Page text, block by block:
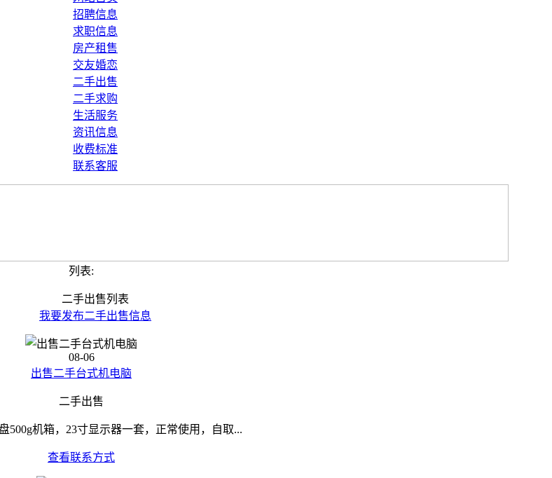
招聘信息
求职信息
房产租售
交友婚恋
二手出售
二手求购
生活服务
资讯信息
收费标准
联系客服
列表:
二手出售列表
我要发布二手出售信息
08-06
出售二手台式机电脑
二手出售
500g机箱，23寸显示器一套，正常使用，自取...
查看联系方式